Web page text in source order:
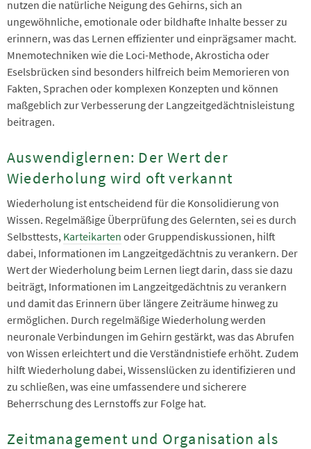
nutzen die natürliche Neigung des Gehirns, sich an
ungewöhnliche, emotionale oder bildhafte Inhalte besser zu
erinnern, was das Lernen effizienter und einprägsamer macht.
Mnemotechniken wie die Loci-Methode, Akrosticha oder
Eselsbrücken sind besonders hilfreich beim Memorieren von
Fakten, Sprachen oder komplexen Konzepten und können
maßgeblich zur Verbesserung der Langzeitgedächtnisleistung
beitragen.
Auswendiglernen: Der Wert der
Wiederholung wird oft verkannt
Wiederholung ist entscheidend für die Konsolidierung von
Wissen. Regelmäßige Überprüfung des Gelernten, sei es durch
Selbsttests, Karteikarten oder Gruppendiskussionen, hilft
dabei, Informationen im Langzeitgedächtnis zu verankern. Der
Wert der Wiederholung beim Lernen liegt darin, dass sie dazu
beiträgt, Informationen im Langzeitgedächtnis zu verankern
und damit das Erinnern über längere Zeiträume hinweg zu
ermöglichen. Durch regelmäßige Wiederholung werden
neuronale Verbindungen im Gehirn gestärkt, was das Abrufen
von Wissen erleichtert und die Verständnistiefe erhöht. Zudem
hilft Wiederholung dabei, Wissenslücken zu identifizieren und
zu schließen, was eine umfassendere und sicherere
Beherrschung des Lernstoffs zur Folge hat.
Zeitmanagement und Organisation als